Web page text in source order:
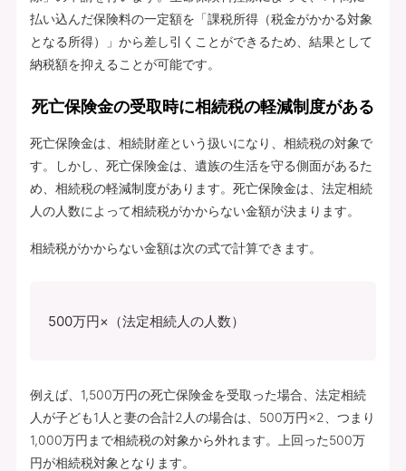
払い込んだ保険料の一定額を「課税所得（税金がかかる対象
となる所得）」から差し引くことができるため、結果として
納税額を抑えることが可能です。
死亡保険金の受取時に相続税の軽減制度がある
死亡保険金は、相続財産という扱いになり、相続税の対象で
す。しかし、死亡保険金は、遺族の生活を守る側面があるた
め、相続税の軽減制度があります。死亡保険金は、法定相続
人の人数によって相続税がかからない金額が決まります。
相続税がかからない金額は次の式で計算できます。
500万円×（法定相続人の人数）
例えば、1,500万円の死亡保険金を受取った場合、法定相続
人が子ども1人と妻の合計2人の場合は、500万円×2、つまり
1,000万円まで相続税の対象から外れます。上回った500万
円が相続税対象となります。